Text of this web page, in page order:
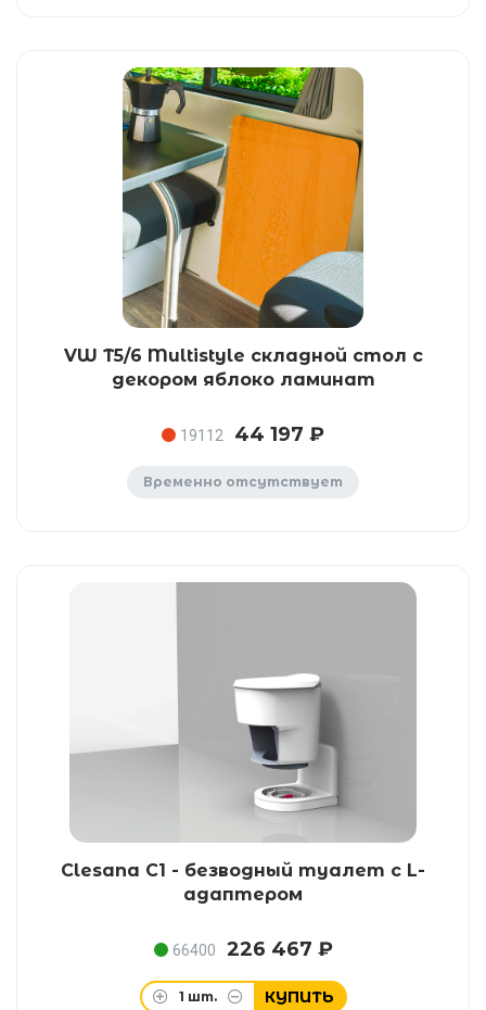
VW T5/6 Multistyle складной стол с
декором яблоко ламинат
19112 44 197 ₽
Временно отсутствует
Clesana C1 - безводный туалет с L-
адаптером
66400 226 467 ₽
1 шт. КУПИТЬ